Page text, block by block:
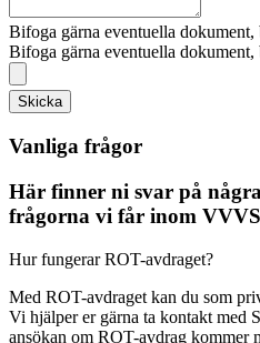
Bifoga gärna eventuella
Bifoga gärna eventuella
Skicka
Vanliga frågor
Här finner ni svar på
frågorna vi får inom VVVS
Hur fungerar ROT-avdraget?
Med ROT-avdraget kan du som
Vi hjälper er gärna ta kontakt med
ansökan om ROT-avdrag kommer